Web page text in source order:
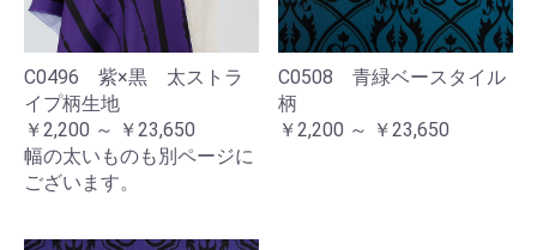
C0496 紫×黒 太ストラ
イプ柄生地
￥2,200 ～ ￥23,650
幅の太いものも別ページに
ございます。
C0508 青緑ベースタイル
柄
￥2,200 ～ ￥23,650